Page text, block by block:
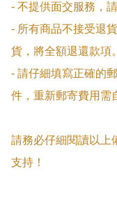
- 不提供面交服務，
- 所有商品不接受退
貨，將全額退還款項。
- 請仔細填寫正確的
件，重新郵寄費用需
請務必仔細閱讀以上
支持！